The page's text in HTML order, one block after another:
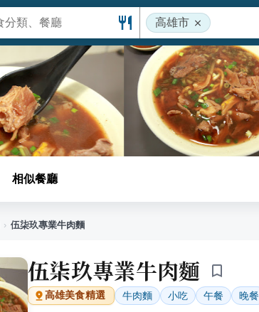
高雄市
相似餐廳
› 伍柒玖專業牛肉麵
伍柒玖專業牛肉麵
高雄美食精選 牛肉麵 小吃 午餐 晚餐